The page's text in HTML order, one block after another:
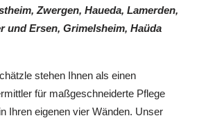
Zwergen, Haueda, Lamerden,
und Ersen, Grimelsheim, Haüda
stehen Ihnen als einen
für maßgeschneiderte Pflege
Ihren eigenen vier Wänden. Unser